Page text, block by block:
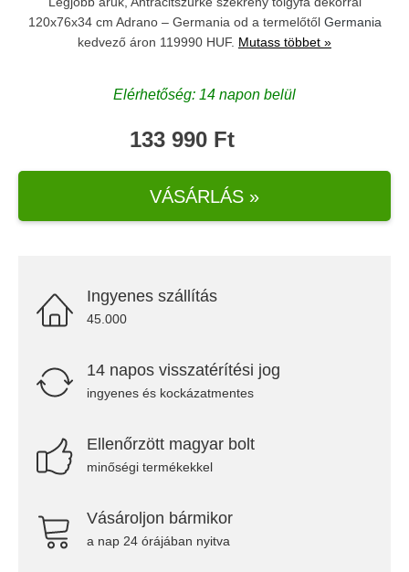
120x76x34 cm Adrano – Germania od a termelőtől Germania
kedvező áron 119990 HUF. Mutass többet »
Elérhetőség: 14 napon belül
133 990 Ft
VÁSÁRLÁS »
Ingyenes szállítás
45.000
14 napos visszatérítési jog
ingyenes és kockázatmentes
Ellenőrzött magyar bolt
minőségi termékekkel
Vásároljon bármikor
a nap 24 órájában nyitva